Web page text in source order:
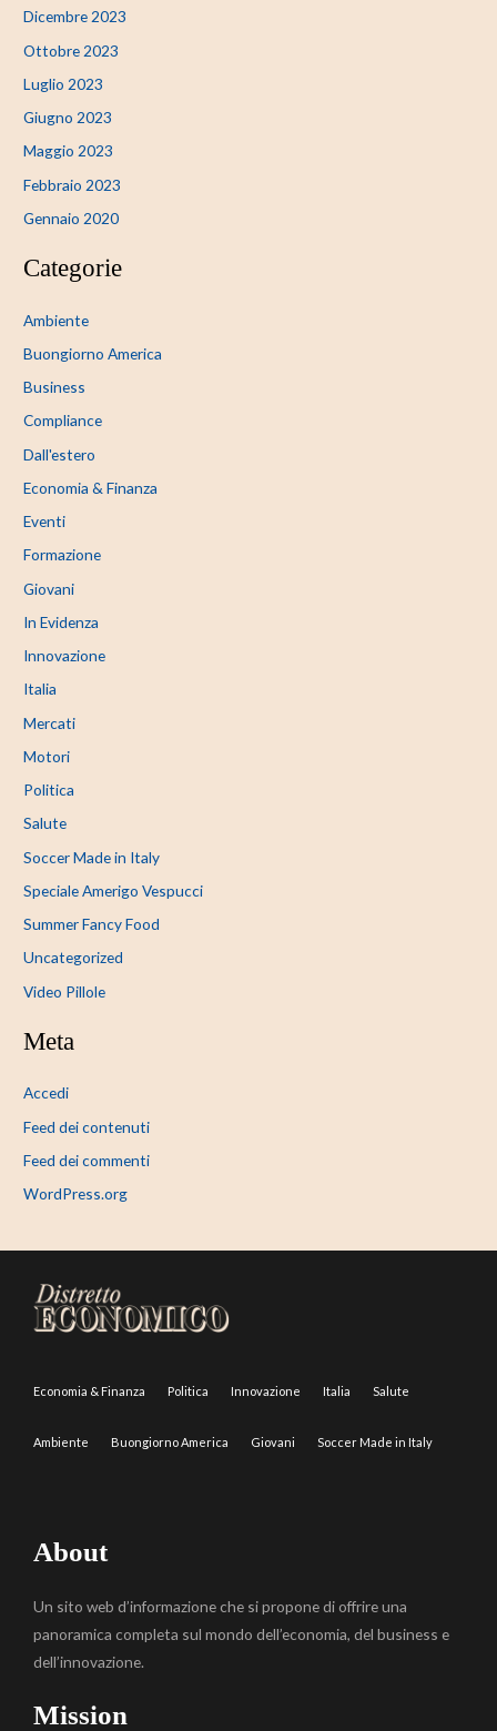
Dicembre 2023
Ottobre 2023
Luglio 2023
Giugno 2023
Maggio 2023
Febbraio 2023
Gennaio 2020
Categorie
Ambiente
Buongiorno America
Business
Compliance
Dall'estero
Economia & Finanza
Eventi
Formazione
Giovani
In Evidenza
Innovazione
Italia
Mercati
Motori
Politica
Salute
Soccer Made in Italy
Speciale Amerigo Vespucci
Summer Fancy Food
Uncategorized
Video Pillole
Meta
Accedi
Feed dei contenuti
Feed dei commenti
WordPress.org
Economia & Finanza Politica Innovazione Italia Salute
Ambiente Buongiorno America Giovani Soccer Made in Italy
About
Un sito web d’informazione che si propone di offrire una
panoramica completa sul mondo dell’economia, del business e
dell’innovazione.
Mission